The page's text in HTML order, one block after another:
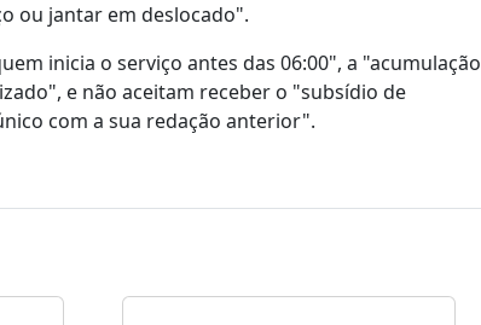
ou jantar em deslocado".
inicia o serviço antes das 06:00", a "acumulação
e não aceitam receber o "subsídio de
com a sua redação anterior".